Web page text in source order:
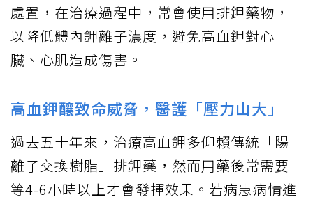
處置，在治療過程中，常會使用排鉀藥物，
以降低體內鉀離子濃度，避免高血鉀對心
臟、心肌造成傷害。
高血鉀釀致命威脅，醫護「壓力山大」
過去五十年來，治療高血鉀多仰賴傳統「陽
離子交換樹脂」排鉀藥，然而用藥後常需要
等4-6小時以上才會發揮效果。若病患病情進